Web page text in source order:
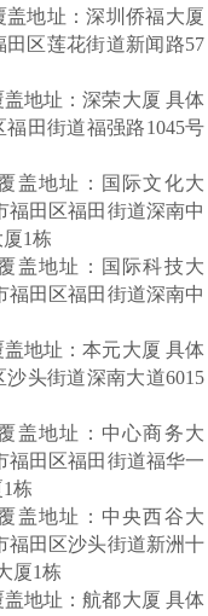
地址：深圳侨福大厦
区莲花街道新闻路57
盖地址：深荣大厦 具体
田街道福强路1045号
盖地址：国际文化大
福田区福田街道深南中
1栋
盖地址：国际科技大
福田区福田街道深南中
盖地址：本元大厦 具体
头街道深南大道6015
盖地址：中心商务大
福田区福田街道福华一
栋
盖地址：中央西谷大
福田区沙头街道新洲十
厦1栋
盖地址：航都大厦 具体